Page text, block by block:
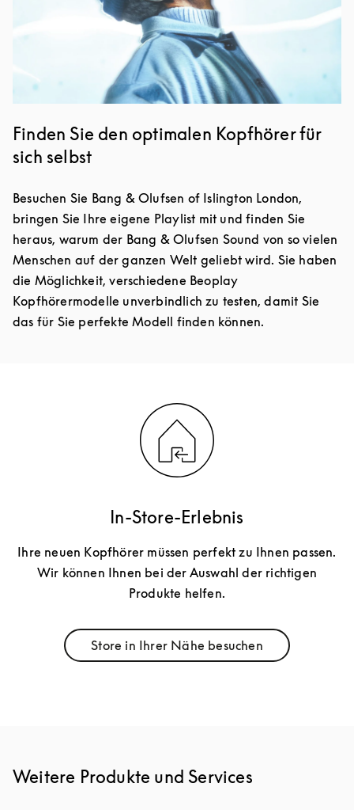
Finden Sie den optimalen Kopfhörer für
sich selbst
Besuchen Sie Bang & Olufsen of Islington London,
bringen Sie Ihre eigene Playlist mit und finden Sie
heraus, warum der Bang & Olufsen Sound von so vielen
Menschen auf der ganzen Welt geliebt wird. Sie haben
die Möglichkeit, verschiedene Beoplay
Kopfhörermodelle unverbindlich zu testen, damit Sie
das für Sie perfekte Modell finden können.
In-Store-Erlebnis
Ihre neuen Kopfhörer müssen perfekt zu Ihnen passen.
Wir können Ihnen bei der Auswahl der richtigen
Produkte helfen.
Store in Ihrer Nähe besuchen
Link Opens in New Tab
Weitere Produkte und Services